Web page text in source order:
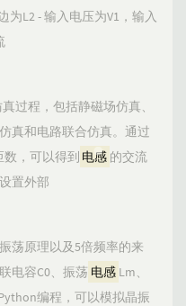
为L2 - 输入电压为V1，输入
过程，包括静磁场仿真、
真和电路联合仿真。通过
数，可以得到 电感 的交流
置外部
荡原理以及5倍频率的来
电容C0、振荡 电感 Lm、
编程，可以模拟晶振